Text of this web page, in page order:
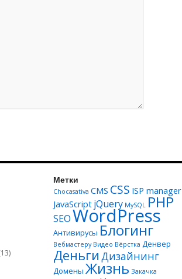
Метки
Chocasativa CMS CSS ISP manager
JavaScript jQuery MySQL PHP
SEOWordPress
Антивирусы Блогинг
Вебмастеру Видео Вёрстка Денвер
Деньги Дизайнинг
Домены Жизнь Закачка